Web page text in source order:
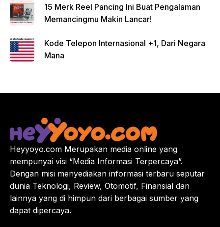
15 Merk Reel Pancing Ini Buat Pengalaman
Memancingmu Makin Lancar!
Kode Telepon Internasional +1, Dari Negara
Mana
Heyyoyo.com Merupakan media online yang
mempunyai visi “Media Informasi Terpercaya”.
Dengan misi menyediakan informasi terbaru seputar
dunia Teknologi, Review, Otomotif, Finansial dan
lainnya yang di himpun dari berbagai sumber yang
dapat dipercaya.